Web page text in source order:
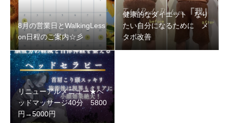
8月の営業日とWalkingLess
on日程のご案内☆彡
健康的なダイエット なり
たい自分になるために メ
タボ改善
リニューアルメニュー★ヘ
ッドマッサージ40分 5800
円→5000円